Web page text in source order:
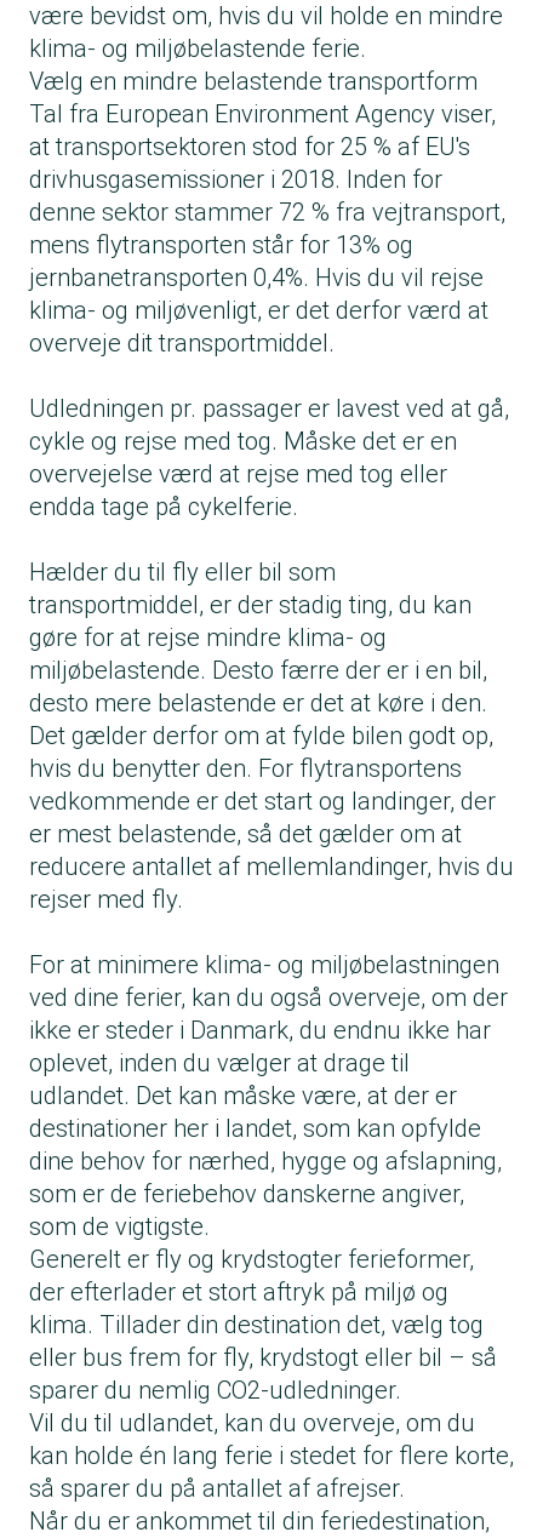
være bevidst om, hvis du vil holde en mindre
klima- og miljøbelastende ferie.
Vælg en mindre belastende transportform
Tal fra European Environment Agency viser,
at transportsektoren stod for 25 % af EU's
drivhusgasemissioner i 2018. Inden for
denne sektor stammer 72 % fra vejtransport,
mens flytransporten står for 13% og
jernbanetransporten 0,4%. Hvis du vil rejse
klima- og miljøvenligt, er det derfor værd at
overveje dit transportmiddel.
Udledningen pr. passager er lavest ved at gå,
cykle og rejse med tog. Måske det er en
overvejelse værd at rejse med tog eller
endda tage på cykelferie.
Hælder du til fly eller bil som
transportmiddel, er der stadig ting, du kan
gøre for at rejse mindre klima- og
miljøbelastende. Desto færre der er i en bil,
desto mere belastende er det at køre i den.
Det gælder derfor om at fylde bilen godt op,
hvis du benytter den. For flytransportens
vedkommende er det start og landinger, der
er mest belastende, så det gælder om at
reducere antallet af mellemlandinger, hvis du
rejser med fly.
For at minimere klima- og miljøbelastningen
ved dine ferier, kan du også overveje, om der
ikke er steder i Danmark, du endnu ikke har
oplevet, inden du vælger at drage til
udlandet. Det kan måske være, at der er
destinationer her i landet, som kan opfylde
dine behov for nærhed, hygge og afslapning,
som er de feriebehov danskerne angiver,
som de vigtigste.
Generelt er fly og krydstogter ferieformer,
der efterlader et stort aftryk på miljø og
klima. Tillader din destination det, vælg tog
eller bus frem for fly, krydstogt eller bil – så
sparer du nemlig CO2-udledninger.
Vil du til udlandet, kan du overveje, om du
kan holde én lang ferie i stedet for flere korte,
så sparer du på antallet af afrejser.
Når du er ankommet til din feriedestination,